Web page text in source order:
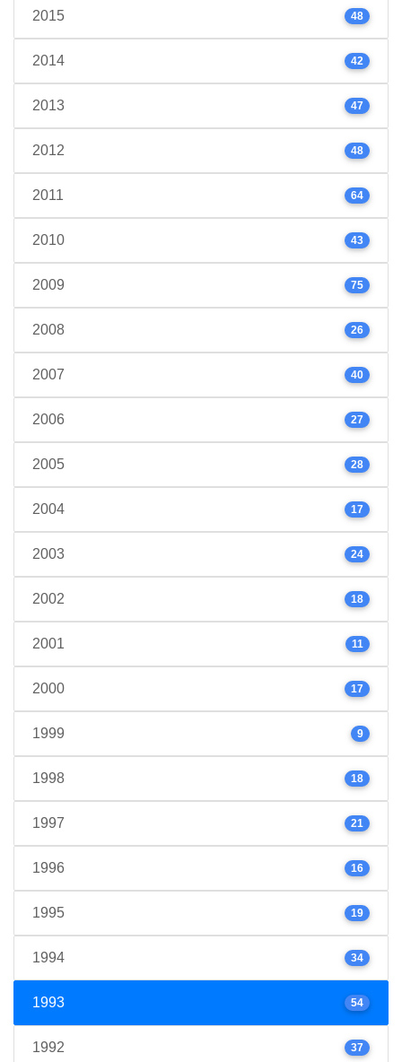
2015 48
2014 42
2013 47
2012 48
2011 64
2010 43
2009 75
2008 26
2007 40
2006 27
2005 28
2004 17
2003 24
2002 18
2001 11
2000 17
1999 9
1998 18
1997 21
1996 16
1995 19
1994 34
1993 54
1992 37